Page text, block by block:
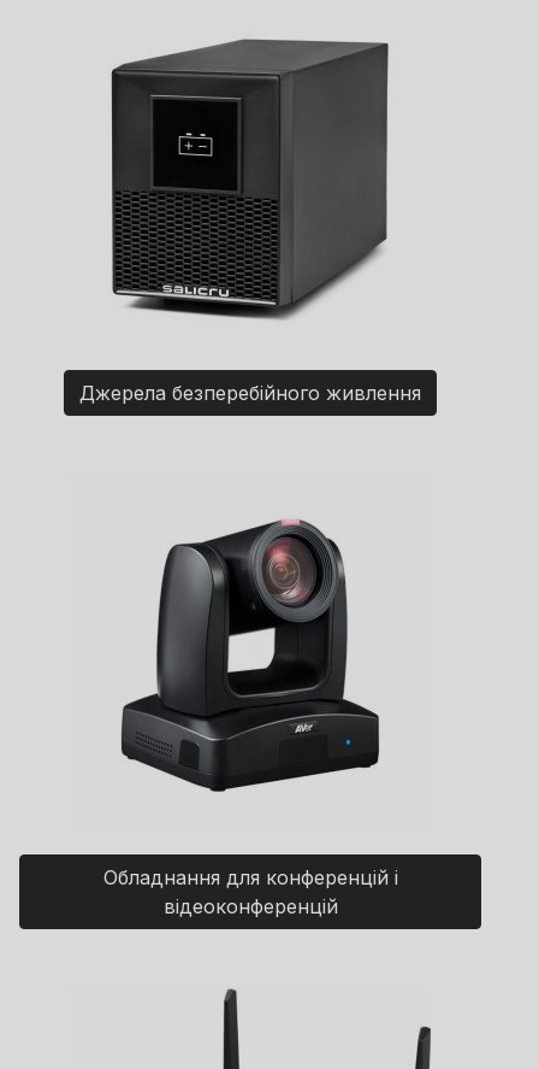
Джерела безперебійного живлення
Обладнання для конференцій і
відеоконференцій